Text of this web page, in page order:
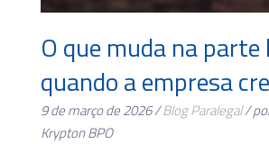
O que muda na parte
quando a empresa
9 de março de 2026 /BlogParalegal/
Krypton BPO